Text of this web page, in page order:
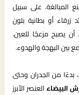
المبالغة. على سبيل
أو بطانية بلون
يصبح مزعجًا للعين.
بين البهجة والهدوء.
من الجدران وحتى
البيضاءالعنصر الأبرز